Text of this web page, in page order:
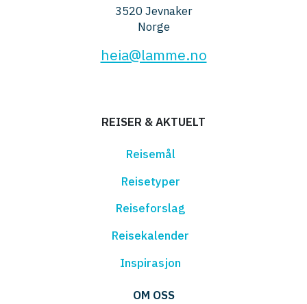
3520 Jevnaker
Norge
heia@lamme.no
REISER & AKTUELT
Reisemål
Reisetyper
Reiseforslag
Reisekalender
Inspirasjon
OM OSS